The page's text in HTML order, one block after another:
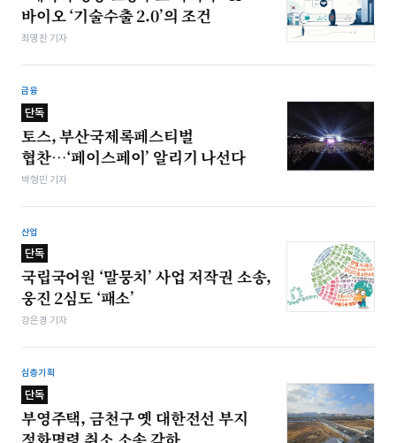
바이오 ‘기술수출 2.0’의 조건
최영찬 기자
금융
단독
토스, 부산국제록페스티벌
협찬…‘페이스페이’ 알리기 나선다
박형민 기자
산업
단독
국립국어원 ‘말뭉치’ 사업 저작권 소송,
웅진 2심도 ‘패소’
강은경 기자
심층기획
단독
부영주택, 금천구 옛 대한전선 부지